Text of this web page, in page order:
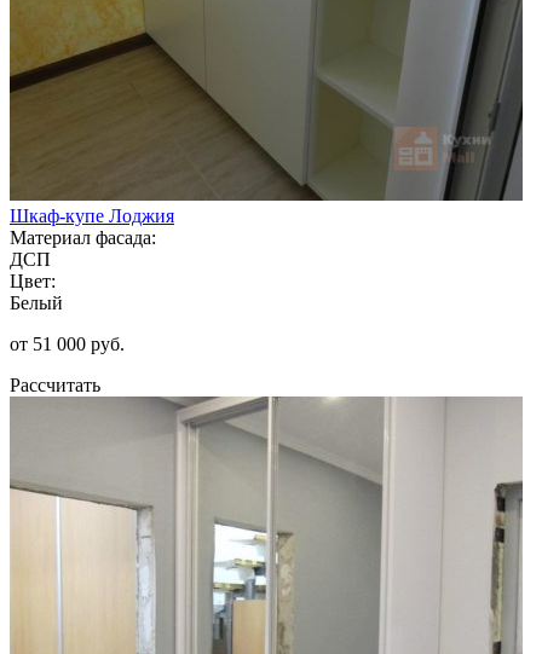
Шкаф-купе Лоджия
Материал фасада:
ДСП
Цвет:
Белый
от 51 000 руб.
Рассчитать